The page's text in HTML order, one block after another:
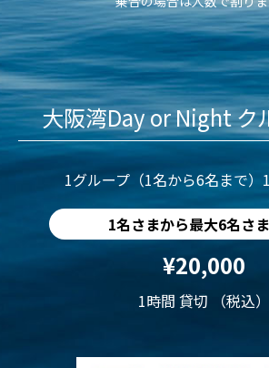
大阪湾Day or Night ク
1グループ（1名から6名まで）
1名さまから最大6名さ
¥20,000
1時間 貸切 （税込）